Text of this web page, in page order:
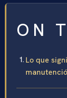
ON
Lo que